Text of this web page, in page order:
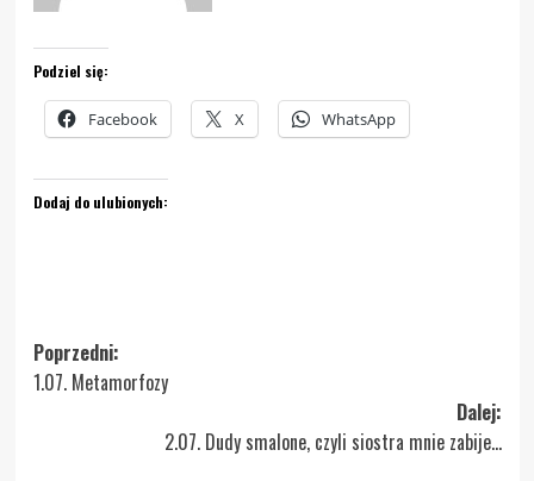
Podziel się:
Facebook X WhatsApp
Dodaj do ulubionych:
Zobacz
wpisy
Poprzedni:
1.07. Metamorfozy
Dalej:
2.07. Dudy smalone, czyli siostra mnie zabije…